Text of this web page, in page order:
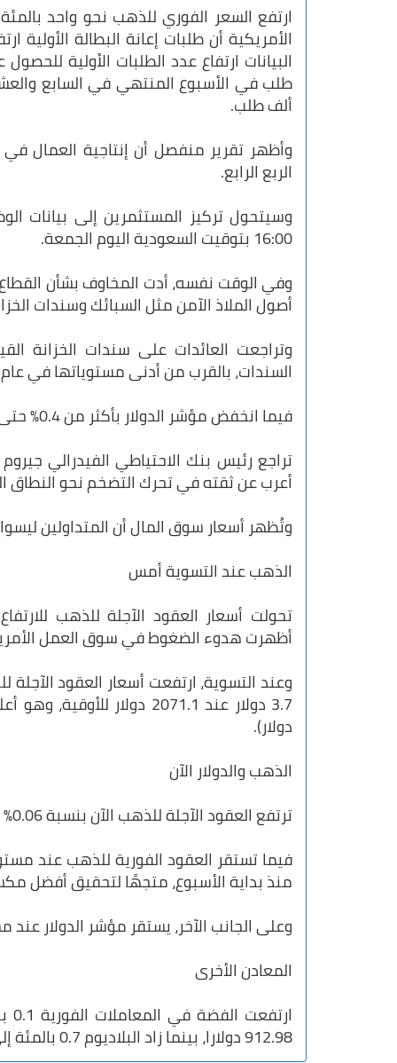
ارتفع السعر الفوري للذهب نحو واحد
الأمريكية أن طلبات إعانة البطالة
ألف طلب.
وأظهر تقرير منفصل أن إنتاجية العمال
الربع الرابع.
وسيتحول تركيز المستثمرين إلى بيانات
16:00 بتوقيت السعودية اليوم الجمعة.
وفي الوقت نفسه، أدت المخاوف بشأن
أصول الملاذ الآمن مثل السبائك وسندات
السندات، بالقرب من أدنى مستوياتها في عام 2024.
فيما انخفض مؤشر الدولار بأكثر من 0.4% حتى الآن هذا الأسبوع.
تراجع رئيس بنك الاحتياطي الفيدرالي
أعرب عن ثقته في تحرك التضخم نحو النطاق
وتُظهر أسعار سوق المال أن المتداولين
الذهب عند التسوية أمس
تحولت أسعار العقود الآجلة للذهب
أظهرت هدوء الضغوط في سوق العمل
دولار).
الذهب والدولار الآن
ترتفع العقود الآجلة للذهب الآن بنسبة 0.06% إلى 2072 دولار للأوقية.
منذ بداية الأسبوع، متجهًا لتحقيق أفضل
وعلى الجانب الآخر، يستقر مؤشر الدولار عند مستوى
المعادن الأخرى
912.98 دولارا، بينما زاد البلاديوم 0.7 بالمئة إلى 969.32 دولارا.